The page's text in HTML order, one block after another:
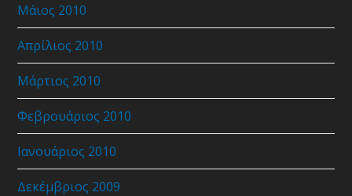
Μάιος 2010
Απρίλιος 2010
Μάρτιος 2010
Φεβρουάριος 2010
Ιανουάριος 2010
Δεκέμβριος 2009